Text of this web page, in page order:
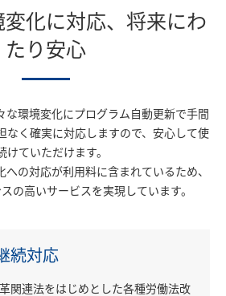
変化に対応、将来にわ
たり安心
な環境変化にプログラム自動更新で手間
なく確実に対応しますので、安心して使
けていただけます。
の対応が利用料に含まれているため、
の高いサービスを実現しています。
続対応
関連法をはじめとした各種労働法改